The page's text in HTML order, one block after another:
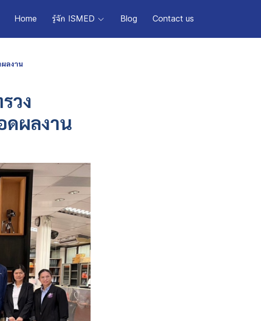
Home รู้จัก ISMED Blog Contact us
ลงาน
วง
ดผลงาน